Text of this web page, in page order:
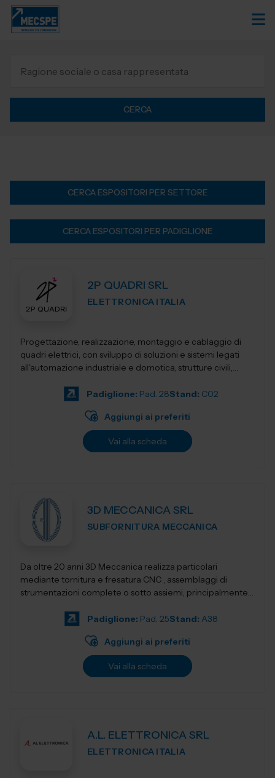
CERCA
CERCA ESPOSITORI PER SETTORE
CERCA ESPOSITORI PER PADIGLIONE
2P QUADRI SRL
ELETTRONICA ITALIA
Progettazione, realizzazione, montaggio e cablaggio di
quadri elettrici, con sviluppo di soluzioni e sistemi legati
all'automazione industriale e domotica, strutture civili,
Padiglione: Pad. 28Stand: C02
Aggiungi ai preferiti
Vai alla scheda
3D MECCANICA SRL
SUBFORNITURA MECCANICA
Da oltre 20 anni 3D Meccanica realizza particolari
mediante tornitura e fresatura CNC , assemblaggi di
strumentazioni complete o sotto assiemi, principalmente
Padiglione: Pad. 25Stand: A38
Aggiungi ai preferiti
Vai alla scheda
A.L. ELETTRONICA SRL
ELETTRONICA ITALIA